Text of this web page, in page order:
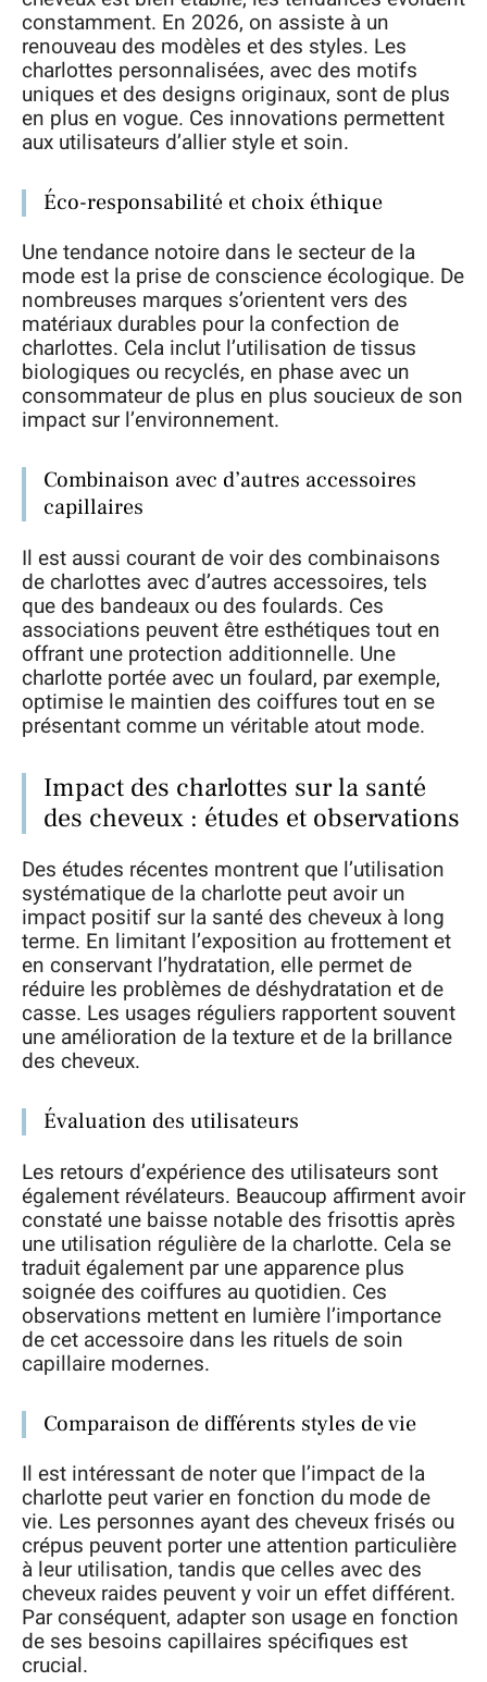
constamment. En 2026, on assiste à un
renouveau des modèles et des styles. Les
charlottes personnalisées, avec des motifs
uniques et des designs originaux, sont de plus
en plus en vogue. Ces innovations permettent
aux utilisateurs d’allier style et soin.
Éco-responsabilité et choix éthique
Une tendance notoire dans le secteur de la
mode est la prise de conscience écologique. De
nombreuses marques s’orientent vers des
matériaux durables pour la confection de
charlottes. Cela inclut l’utilisation de tissus
biologiques ou recyclés, en phase avec un
consommateur de plus en plus soucieux de son
impact sur l’environnement.
Combinaison avec d’autres accessoires
capillaires
Il est aussi courant de voir des combinaisons
de charlottes avec d’autres accessoires, tels
que des bandeaux ou des foulards. Ces
associations peuvent être esthétiques tout en
offrant une protection additionnelle. Une
charlotte portée avec un foulard, par exemple,
optimise le maintien des coiffures tout en se
présentant comme un véritable atout mode.
Impact des charlottes sur la santé
des cheveux : études et observations
Des études récentes montrent que l’utilisation
systématique de la charlotte peut avoir un
impact positif sur la santé des cheveux à long
terme. En limitant l’exposition au frottement et
en conservant l’hydratation, elle permet de
réduire les problèmes de déshydratation et de
casse. Les usages réguliers rapportent souvent
une amélioration de la texture et de la brillance
des cheveux.
Évaluation des utilisateurs
Les retours d’expérience des utilisateurs sont
également révélateurs. Beaucoup affirment avoir
constaté une baisse notable des frisottis après
une utilisation régulière de la charlotte. Cela se
traduit également par une apparence plus
soignée des coiffures au quotidien. Ces
observations mettent en lumière l’importance
de cet accessoire dans les rituels de soin
capillaire modernes.
Comparaison de différents styles de vie
Il est intéressant de noter que l’impact de la
charlotte peut varier en fonction du mode de
vie. Les personnes ayant des cheveux frisés ou
crépus peuvent porter une attention particulière
à leur utilisation, tandis que celles avec des
cheveux raides peuvent y voir un effet différent.
Par conséquent, adapter son usage en fonction
de ses besoins capillaires spécifiques est
crucial.